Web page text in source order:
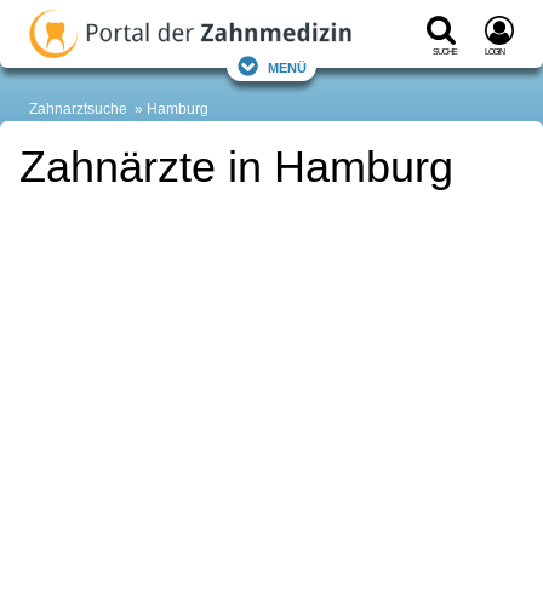
Suche Login
Menü
Zahnarztsuche Hamburg
Zahnärzte in Hamburg